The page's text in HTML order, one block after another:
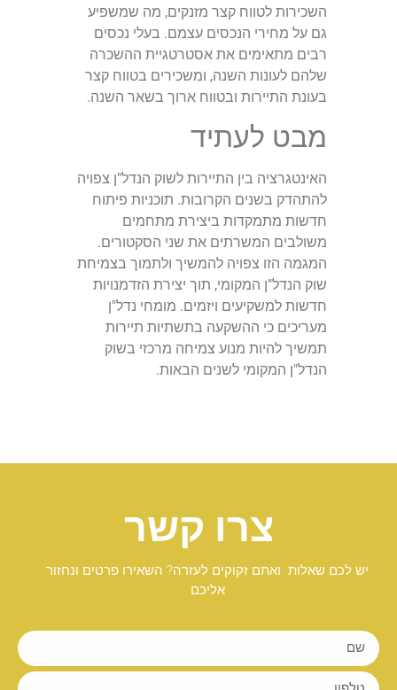
השכירות לטווח קצר מזנקים, מה שמשפיע
גם על מחירי הנכסים עצמם. בעלי נכסים
רבים מתאימים את אסטרטגיית ההשכרה
שלהם לעונות השנה, ומשכירים בטווח קצר
בעונת התיירות ובטווח ארוך בשאר השנה.
מבט לעתיד
האינטגרציה בין התיירות לשוק הנדל"ן צפויה
להתהדק בשנים הקרובות. תוכניות פיתוח
חדשות מתמקדות ביצירת מתחמים
משולבים המשרתים את שני הסקטורים.
המגמה הזו צפויה להמשיך ולתמוך בצמיחת
שוק הנדל"ן המקומי, תוך יצירת הזדמנויות
חדשות למשקיעים ויזמים. מומחי נדל"ן
מעריכים כי ההשקעה בתשתיות תיירות
תמשיך להיות מנוע צמיחה מרכזי בשוק
הנדל"ן המקומי לשנים הבאות.
צרו קשר
יש לכם שאלות ואתם זקוקים לעזרה? השאירו פרטים ונחזור
אליכם